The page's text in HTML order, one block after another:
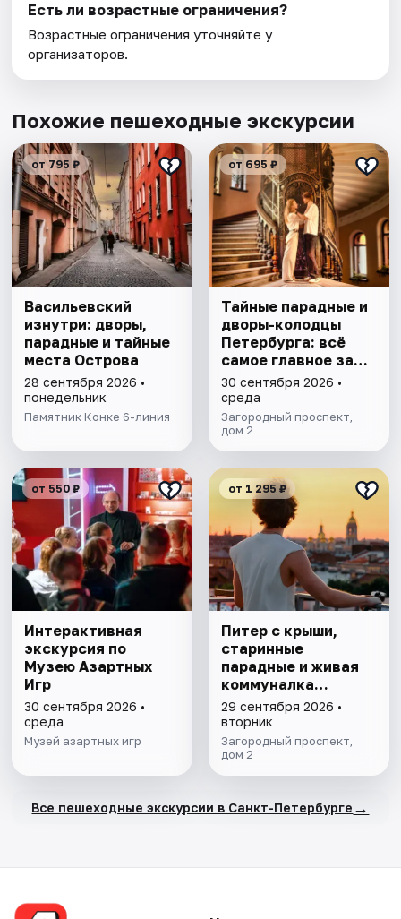
Есть ли возрастные ограничения?
Возрастные ограничения уточняйте у
организаторов.
Похожие пешеходные экскурсии
от 795 ₽
Васильевский
изнутри: дворы,
парадные и тайные
места Острова
28 сентября 2026 •
понедельник
Памятник Конке 6-линия
от 695 ₽
Тайные парадные и
дворы-колодцы
Петербурга: всё
самое главное за
1,5 часа
30 сентября 2026 •
среда
Загородный проспект,
дом 2
от 550 ₽
Интерактивная
экскурсия по
Музею Азартных
Игр
30 сентября 2026 •
среда
Музей азартных игр
от 1 295 ₽
Питер с крыши,
старинные
парадные и живая
коммуналка
Довлатова
29 сентября 2026 •
вторник
Загородный проспект,
дом 2
Все пешеходные экскурсии в Санкт-Петербурге →